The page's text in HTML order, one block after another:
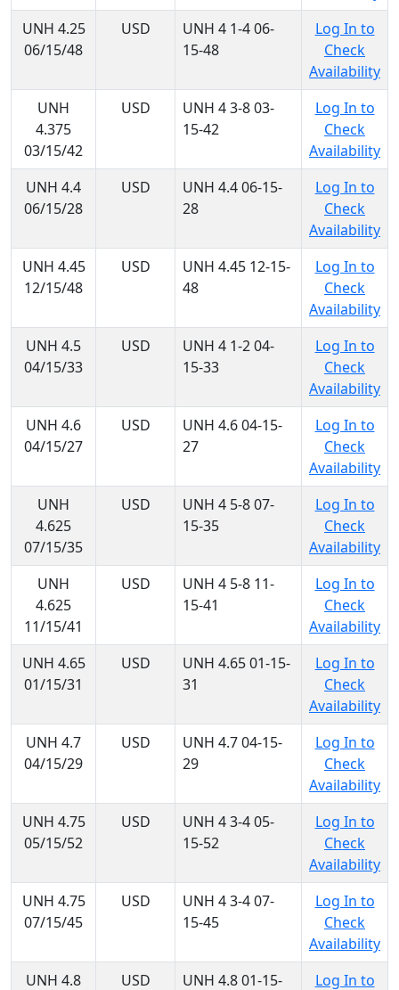
UNH 4.25
06/15/48
USD
UNH 4 1-4 06-
15-48
Log In to
Check
Availability
UNH
4.375
03/15/42
USD
UNH 4 3-8 03-
15-42
Log In to
Check
Availability
UNH 4.4
06/15/28
USD
UNH 4.4 06-15-
28
Log In to
Check
Availability
UNH 4.45
12/15/48
USD
UNH 4.45 12-15-
48
Log In to
Check
Availability
UNH 4.5
04/15/33
USD
UNH 4 1-2 04-
15-33
Log In to
Check
Availability
UNH 4.6
04/15/27
USD
UNH 4.6 04-15-
27
Log In to
Check
Availability
UNH
4.625
07/15/35
USD
UNH 4 5-8 07-
15-35
Log In to
Check
Availability
UNH
4.625
11/15/41
USD
UNH 4 5-8 11-
15-41
Log In to
Check
Availability
UNH 4.65
01/15/31
USD
UNH 4.65 01-15-
31
Log In to
Check
Availability
UNH 4.7
04/15/29
USD
UNH 4.7 04-15-
29
Log In to
Check
Availability
UNH 4.75
05/15/52
USD
UNH 4 3-4 05-
15-52
Log In to
Check
Availability
UNH 4.75
07/15/45
USD
UNH 4 3-4 07-
15-45
Log In to
Check
Availability
UNH 4.8
USD
UNH 4.8 01-15-
Log In to